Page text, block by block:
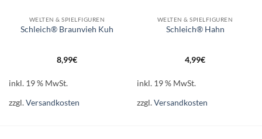
WELTEN & SPIELFIGUREN
Schleich® Braunvieh Kuh
8,99€
inkl. 19 % MwSt.
zzgl.Versandkosten
WELTEN & SPIELFIGUREN
Schleich® Hahn
4,99€
inkl. 19 % MwSt.
zzgl.Versandkosten